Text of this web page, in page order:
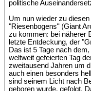
politische
Um nun wieder zu
"Riesenbogens" (Giant
zu kommen: bei näherer
letzte Entdeckung, der
Das ist 5 Tage nach
weltweit gefeierten Tag
zweitausend Jahren um
auch einen besonders
sind seinem Licht nach
geboren wurde, gefolgt.